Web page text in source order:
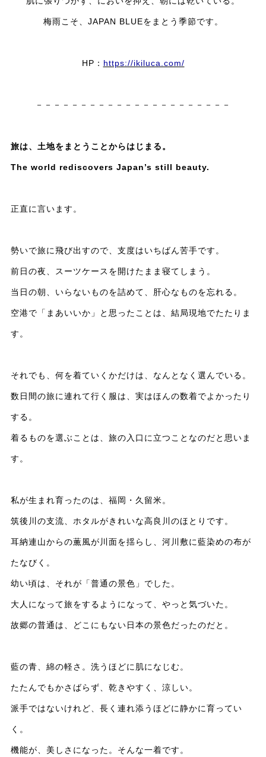
梅雨こそ、JAPAN BLUEをまとう季節です。
HP： https://ikiluca.com/
－－－－－－－－－－－－－－－－－－－－－－
旅は、土地をまとうことからはじまる。
The world rediscovers Japan’s still beauty.
正直に言います。
勢いで旅に飛び出すので、支度はいちばん苦手です。
前日の夜、スーツケースを開けたまま寝てしまう。
当日の朝、いらないものを詰めて、肝心なものを忘れる。
空港で「まあいいか」と思ったことは、結局現地でたたりま
す。
それでも、何を着ていくかだけは、なんとなく選んでいる。
数日間の旅に連れて行く服は、実はほんの数着でよかったり
する。
着るものを選ぶことは、旅の入口に立つことなのだと思いま
す。
私が生まれ育ったのは、福岡・久留米。
筑後川の支流、ホタルがきれいな高良川のほとりです。
耳納連山からの薫風が川面を揺らし、河川敷に藍染めの布が
たなびく。
幼い頃は、それが「普通の景色」でした。
大人になって旅をするようになって、やっと気づいた。
故郷の普通は、どこにもない日本の景色だったのだと。
藍の青、綿の軽さ。洗うほどに肌になじむ。
たたんでもかさばらず、乾きやすく、涼しい。
派手ではないけれど、長く連れ添うほどに静かに育ってい
く。
機能が、美しさになった。そんな一着です。